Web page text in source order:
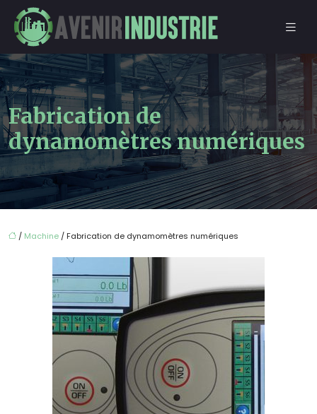
Fabrication de
dynamomètres numériques
/ Machine / Fabrication de dynamomètres numériques